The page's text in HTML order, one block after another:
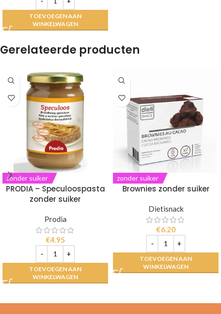
TOEVOEGEN AAN
WINKELWAGEN
Gerelateerde producten
zonder suiker
PRODIA – Speculoospasta
zonder suiker
Prodia
€4.95
TOEVOEGEN AAN
WINKELWAGEN
zonder suiker
Brownies zonder suiker
Dietisnack
€6.20
TOEVOEGEN AAN
WINKELWAGEN